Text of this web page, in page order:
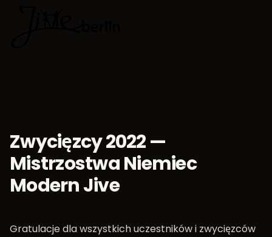
Zwycięzcy 2022 —
Mistrzostwa Niemiec
Modern Jive
Gratulacje dla wszystkich uczestników i zwycięzców